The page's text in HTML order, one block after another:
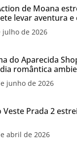
de Moana
levar aventura e
do Aparecida
julho de 2026
do Aparecida
romântica
lança promoção
junho de 2026
Veste Prada 2
abril de 2026